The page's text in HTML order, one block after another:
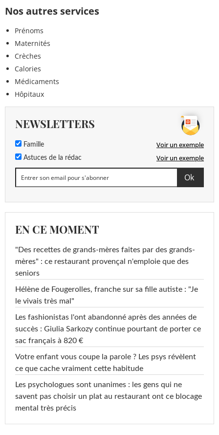
Nos autres services
Prénoms
Maternités
Crèches
Calories
Médicaments
Hôpitaux
NEWSLETTERS
Famille Voir un exemple
Astuces de la rédac Voir un exemple
EN CE MOMENT
"Des recettes de grands-mères faites par des grands-
mères" : ce restaurant provençal n'emploie que des
seniors
Hélène de Fougerolles, franche sur sa fille autiste : "Je
le vivais très mal"
Les fashionistas l'ont abandonné après des années de
succès : Giulia Sarkozy continue pourtant de porter ce
sac français à 820 €
Votre enfant vous coupe la parole ? Les psys révèlent
ce que cache vraiment cette habitude
Les psychologues sont unanimes : les gens qui ne
savent pas choisir un plat au restaurant ont ce blocage
mental très précis